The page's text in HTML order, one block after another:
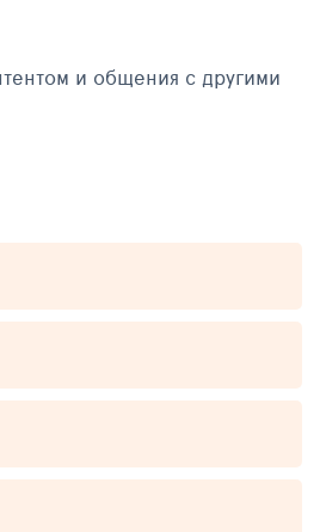
и общения с другими